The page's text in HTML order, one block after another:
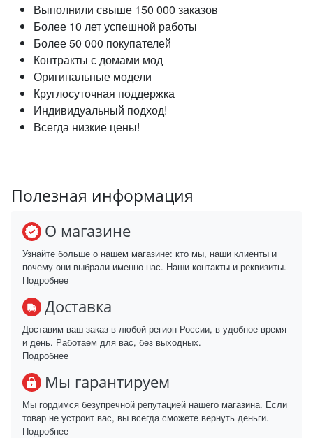
Выполнили свыше 150 000 заказов
Более 10 лет успешной работы
Более 50 000 покупателей
Контракты с домами мод
Оригинальные модели
Круглосуточная поддержка
Индивидуальный подход!
Всегда низкие цены!
Полезная информация
О магазине
Узнайте больше о нашем магазине: кто мы, наши клиенты и
почему они выбрали именно нас. Наши контакты и реквизиты.
Подробнее
Доставка
Доставим ваш заказ в любой регион России, в удобное время
и день. Работаем для вас, без выходных.
Подробнее
Мы гарантируем
Мы гордимся безупречной репутацией нашего магазина. Если
товар не устроит вас, вы всегда сможете вернуть деньги.
Подробнее